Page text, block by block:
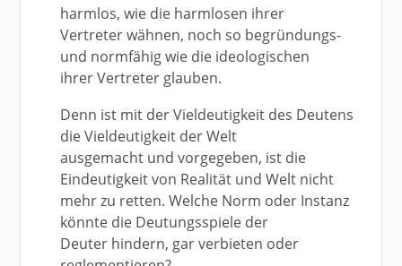
harmlos, wie die harmlosen ihrer
Vertreter wähnen, noch so begründungs-
und normfähig wie die ideologischen
ihrer Vertreter glauben.
Denn ist mit der Vieldeutigkeit des Deutens
die Vieldeutigkeit der Welt
ausgemacht und vorgegeben, ist die
Eindeutigkeit von Realität und Welt nicht
mehr zu retten. Welche Norm oder Instanz
könnte die Deutungsspiele der
Deuter hindern, gar verbieten oder